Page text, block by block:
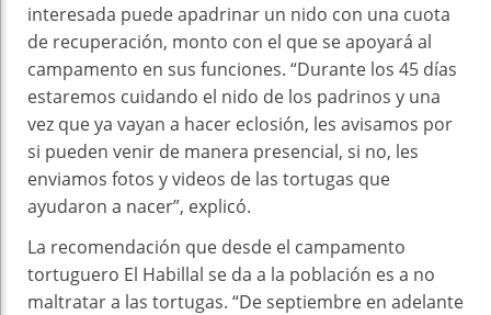
interesada puede apadrinar un nido con una cuota
de recuperación, monto con el que se apoyará al
campamento en sus funciones. “Durante los 45 días
estaremos cuidando el nido de los padrinos y una
vez que ya vayan a hacer eclosión, les avisamos por
si pueden venir de manera presencial, si no, les
enviamos fotos y videos de las tortugas que
ayudaron a nacer”, explicó.
La recomendación que desde el campamento
tortuguero El Habillal se da a la población es a no
maltratar a las tortugas. “De septiembre en adelante